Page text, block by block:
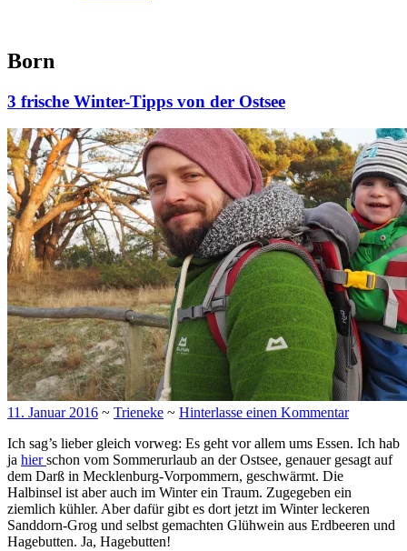
Born
3 frische Winter-Tipps von der Ostsee
11. Januar 2016 ~ Trieneke ~ Hinterlasse einen Kommentar
Ich sag’s lieber gleich vorweg: Es geht vor allem ums Essen. Ich hab
ja hierschon vom Sommerurlaub an der Ostsee, genauer gesagt auf
dem Darß in Mecklenburg-Vorpommern, geschwärmt. Die
Halbinsel ist aber auch im Winter ein Traum. Zugegeben ein
ziemlich kühler. Aber dafür gibt es dort jetzt im Winter leckeren
Sanddorn-Grog und selbst gemachten Glühwein aus Erdbeeren und
Hagebutten. Ja, Hagebutten!